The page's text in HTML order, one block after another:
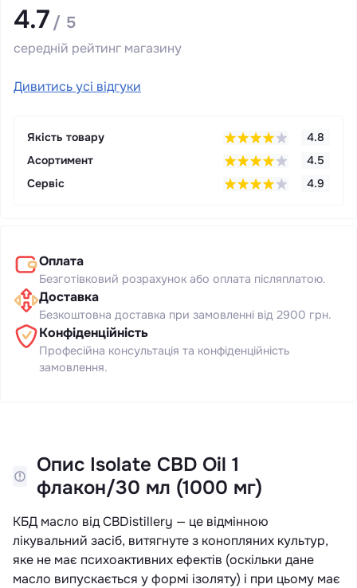
4.7 / 5
середній рейтинг магазину
Дивитись усі відгуки
Якість товару
4.8
Асортимент
4.5
Сервіс
4.9
Оплата
Безготівковий розрахунок або оплата післяплатою.
Доставка
Безкоштовна доставка при замовленні від 2900 грн.
Конфіденційність
Професійна консультація та конфіденційність
замовлення.
Опис Isolate CBD Oil 1
флакон/30 мл (1000 мг)
КБД масло від CBDistillery — це відмінною
лікувальний засіб, витягнуте з конопляних культур,
яке не має психоактивних ефектів (оскільки дане
масло випускається у формі ізоляту) і при цьому має